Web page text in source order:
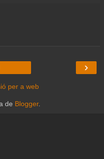
›
per a web
de Blogger.